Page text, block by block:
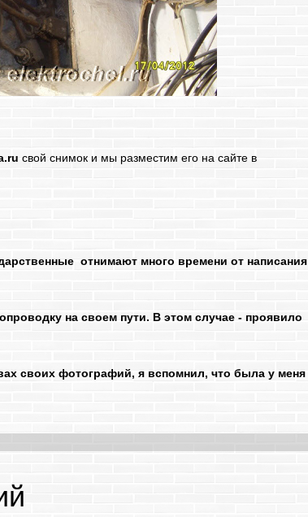
свой снимок и мы разместим его на сайте в
отнимают много времени от написания
на своем пути. В этом случае - проявило
своих фотографий, я вспомнил, что была у меня